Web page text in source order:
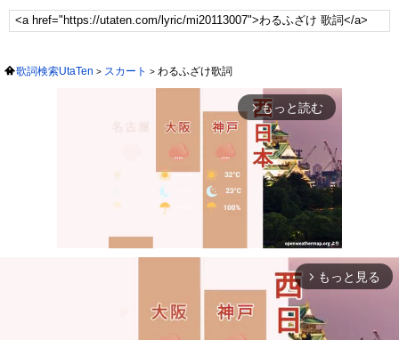
歌詞検索UtaTen スカート わるふざけ歌詞
arrow_forward_ios もっと読む
Mute
arrow_forward_ios もっと見る